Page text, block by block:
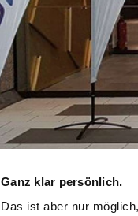
Ganz klar persönlich.
Das ist aber nur